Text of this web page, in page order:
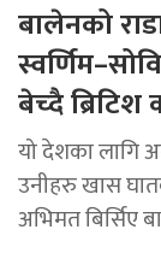
बालेनको
बेच्दै
यो देशका लागि
उनीहरु खास
अभिमत बिर्सिए